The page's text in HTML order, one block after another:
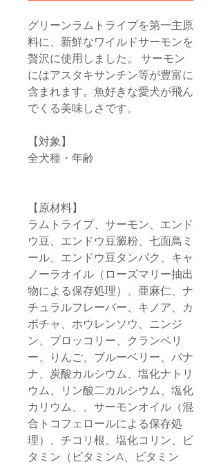
グリーンラムトライプを第一主原
料に、新鮮なワイルドサーモンを
贅沢に使用しました。 サーモン
にはアスタキサンチン等が豊富に
含まれます。魚好きな愛犬が飛ん
でくる美味しさです。
【対象】
全犬種・年齢
【原材料】
ラムトライプ、サーモン、エンド
ウ豆、エンドウ豆澱粉、七面鳥ミ
ール、エンドウ豆タンパク、キャ
ノーラオイル（ローズマリー抽出
物による保存処理）、亜麻仁、ナ
チュラルフレーバー、キノア、カ
ボチャ、ホウレンソウ、ニンジ
ン、ブロッコリー、クランベリ
ー、りんご、ブルーベリー、バナ
ナ、炭酸カルシウム、塩化ナトリ
ウム、リン酸二カルシウム、塩化
カリウム、、サーモンオイル（混
合トコフェロールによる保存処
理）、チコリ根、塩化コリン、ビ
タミン（ビタミンA、ビタミン